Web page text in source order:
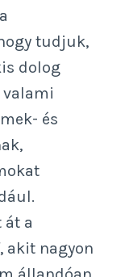
tudjuk,
dolog
valami
és
át a
akit nagyon